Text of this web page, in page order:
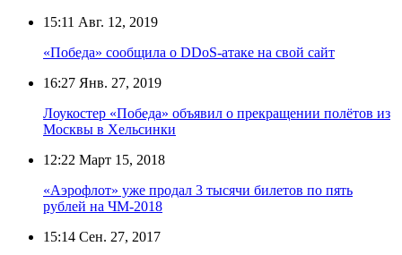
15:11 Авг. 12, 2019
«Победа» сообщила о DDoS-атаке на свой сайт
16:27 Янв. 27, 2019
Лоукостер «Победа» объявил о прекращении полётов из
Москвы в Хельсинки
12:22 Март 15, 2018
«Аэрофлот» уже продал 3 тысячи билетов по пять
рублей на ЧМ-2018
15:14 Сен. 27, 2017